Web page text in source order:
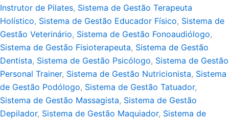
Instrutor de Pilates, Sistema de Gestão Terapeuta
Holístico, Sistema de Gestão Educador Físico, Sistema de
Gestão Veterinário, Sistema de Gestão Fonoaudiólogo,
Sistema de Gestão Fisioterapeuta, Sistema de Gestão
Dentista, Sistema de Gestão Psicólogo, Sistema de Gestão
Personal Trainer, Sistema de Gestão Nutricionista, Sistema
de Gestão Podólogo, Sistema de Gestão Tatuador,
Sistema de Gestão Massagista, Sistema de Gestão
Depilador, Sistema de Gestão Maquiador, Sistema de